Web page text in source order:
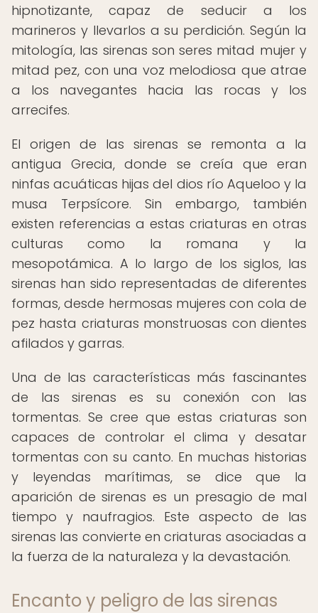
hipnotizante, capaz de seducir a los
marineros y llevarlos a su perdición. Según la
mitología, las sirenas son seres mitad mujer y
mitad pez, con una voz melodiosa que atrae
a los navegantes hacia las rocas y los
arrecifes.
El origen de las sirenas se remonta a la
antigua Grecia, donde se creía que eran
ninfas acuáticas hijas del dios río Aqueloo y la
musa Terpsícore. Sin embargo, también
existen referencias a estas criaturas en otras
culturas como la romana y la
mesopotámica. A lo largo de los siglos, las
sirenas han sido representadas de diferentes
formas, desde hermosas mujeres con cola de
pez hasta criaturas monstruosas con dientes
afilados y garras.
Una de las características más fascinantes
de las sirenas es su conexión con las
tormentas. Se cree que estas criaturas son
capaces de controlar el clima y desatar
tormentas con su canto. En muchas historias
y leyendas marítimas, se dice que la
aparición de sirenas es un presagio de mal
tiempo y naufragios. Este aspecto de las
sirenas las convierte en criaturas asociadas a
la fuerza de la naturaleza y la devastación.
Encanto y peligro de las sirenas